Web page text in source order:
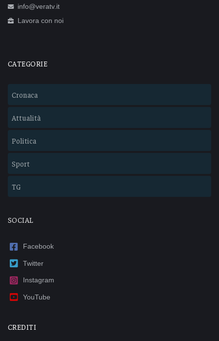
info@veratv.it
Lavora con noi
CATEGORIE
Cronaca
Attualità
Politica
Sport
TG
SOCIAL
Facebook
Twitter
Instagram
YouTube
CREDITI